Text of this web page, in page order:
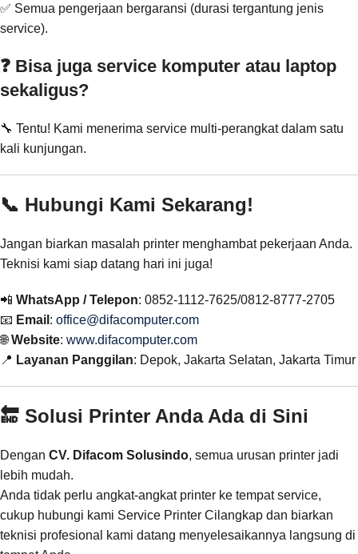
✅ Semua pengerjaan bergaransi (durasi tergantung jenis
service).
❓ Bisa juga service komputer atau laptop
sekaligus?
🔧 Tentu! Kami menerima service multi-perangkat dalam satu
kali kunjungan.
📞 Hubungi Kami Sekarang!
Jangan biarkan masalah printer menghambat pekerjaan Anda.
Teknisi kami siap datang hari ini juga!
📲 WhatsApp / Telepon: 0852-1112-7625/0812-8777-2705
📧 Email : office@difacomputer.com
🌐Website: www.difacomputer.com
📍 Layanan Panggilan: Depok, Jakarta Selatan, Jakarta Timur
🔚 Solusi Printer Anda Ada di Sini
Dengan CV. Difacom Solusindo, semua urusan printer jadi
lebih mudah.
Anda tidak perlu angkat-angkat printer ke tempat service,
cukup hubungi kami Service Printer Cilangkap dan biarkan
teknisi profesional kami datang menyelesaikannya langsung di